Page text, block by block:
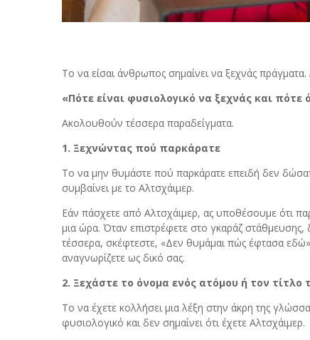
Το να είσαι άνθρωπος σημαίνει να ξεχνάς
«Πότε είναι φυσιολογικό να ξεχνάς και πότε
Ακολουθούν τέσσερα παραδείγματα.
1. Ξεχνώντας πού παρκάρατε
Το να μην θυμάστε πού παρκάρατε επειδή δεν
συμβαίνει με το Αλτσχάιμερ.
Εάν πάσχετε από Αλτσχάιμερ, ας υποθέσουμε ότι
μια ώρα. Όταν επιστρέφετε στο γκαράζ
τέσσερα, σκέφτεστε, «Δεν θυμάμαι πώς έφτασα
αναγνωρίζετε ως δικό σας.
2. Ξεχάστε το όνομα ενός ατόμου ή τον τίτλο
Το να έχετε κολλήσει μια λέξη στην άκρη της
φυσιολογικό και δεν σημαίνει ότι έχετε Αλτσχάιμερ.